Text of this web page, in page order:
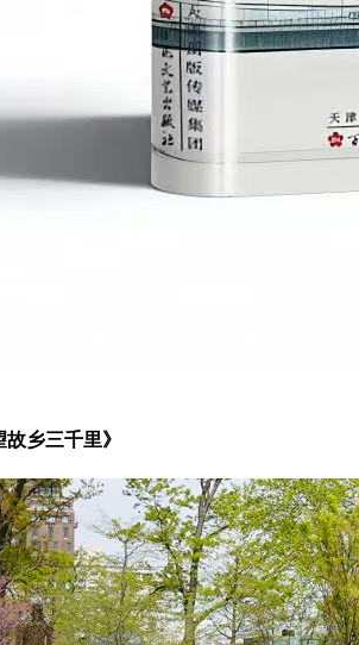
乡三千里》